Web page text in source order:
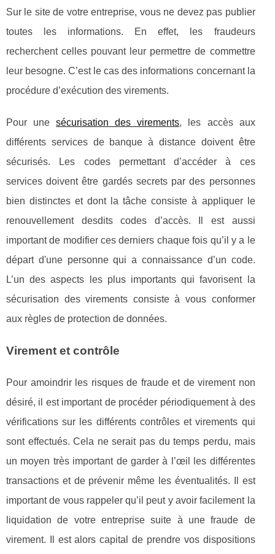
Sur le site de votre entreprise, vous ne devez pas publier
toutes les informations. En effet, les fraudeurs
recherchent celles pouvant leur permettre de commettre
leur besogne. C’est le cas des informations concernant la
procédure d’exécution des virements.
Pour unesécurisation des virements, les accès aux
différents services de banque à distance doivent être
sécurisés. Les codes permettant d’accéder à ces
services doivent être gardés secrets par des personnes
bien distinctes et dont la tâche consiste à appliquer le
renouvellement desdits codes d’accès. Il est aussi
important de modifier ces derniers chaque fois qu’il y a le
départ d'une personne qui a connaissance d’un code.
L’un des aspects les plus importants qui favorisent la
sécurisation des virements consiste à vous conformer
aux règles de protection de données.
Virement et contrôle
Pour amoindrir les risques de fraude et de virement non
désiré, il est important de procéder périodiquement à des
vérifications sur les différents contrôles et virements qui
sont effectués. Cela ne serait pas du temps perdu, mais
un moyen très important de garder à l’œil les différentes
transactions et de prévenir même les éventualités. Il est
important de vous rappeler qu’il peut y avoir facilement la
liquidation de votre entreprise suite à une fraude de
virement. Il est alors capital de prendre vos dispositions